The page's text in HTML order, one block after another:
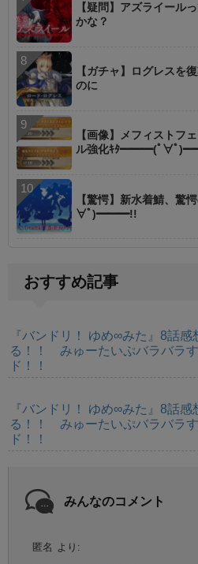
【疑問】アズライール
かな？
【ガチャ】ログレスを
のに
【画像】メフィストフ
ル強化ｷﾀ━━━(ﾟ∀ﾟ
【驚愕】新水着鯖、
∀ﾟ)━━━!!
おすすめ記事
『バンドリ！ ゆめ∞みた』8話
る！！ みゅーたいぷバラバラ
ド！！
『バンドリ！ ゆめ∞みた』8話
る！！ みゅーたいぷバラバラ
ド！！
みんなのコメント
匿名 より: